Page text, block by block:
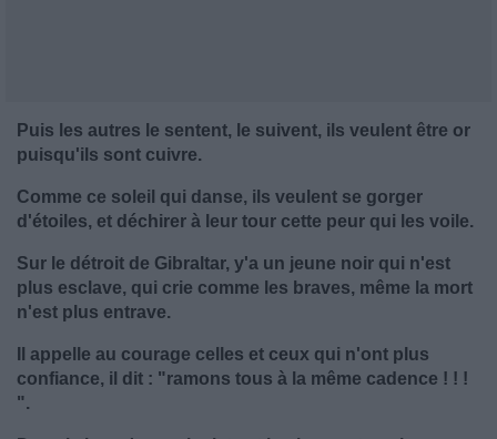
Puis les autres le sentent, le suivent, ils veulent être or
puisqu'ils sont cuivre.
Comme ce soleil qui danse, ils veulent se gorger
d'étoiles, et déchirer à leur tour cette peur qui les voile.
Sur le détroit de Gibraltar, y'a un jeune noir qui n'est
plus esclave, qui crie comme les braves, même la mort
n'est plus entrave.
Il appelle au courage celles et ceux qui n'ont plus
confiance, il dit : "ramons tous à la même cadence ! ! !
".